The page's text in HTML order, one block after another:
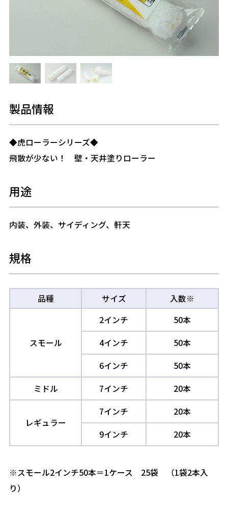
製品情報
◆虎ローラーシリーズ◆
飛散が少ない！ 壁・天井塗りローラー
用途
内装、外装、サイディング、軒天
規格
品種 サイズ 入数※
スモール
2インチ
50本
4インチ
50本
6インチ
50本
ミドル
7インチ 20本
レギュラー
7インチ
20本
9インチ
20本
※スモール2インチ50本＝1ケース 25袋 （1袋2本入
り）